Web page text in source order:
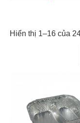
Hiển thị 1–16 của